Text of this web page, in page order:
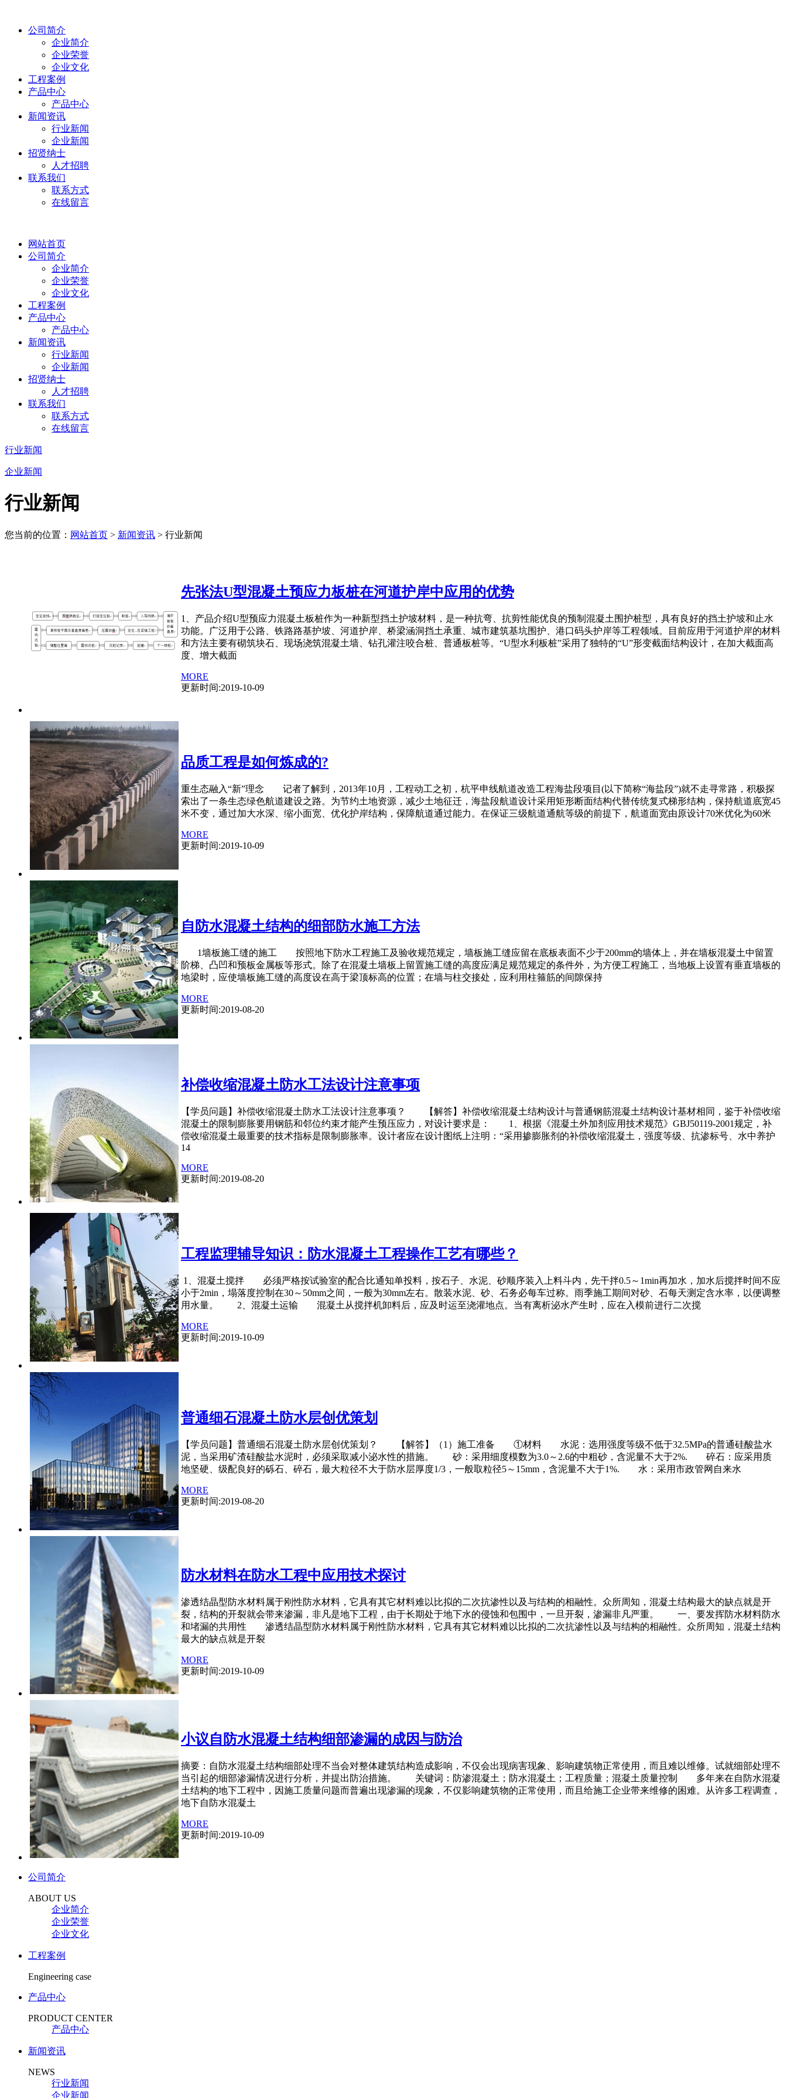
公司简介
企业简介
企业荣誉
企业文化
工程案例
产品中心
产品中心
新闻资讯
行业新闻
企业新闻
招贤纳士
人才招聘
联系我们
联系方式
在线留言
网站首页
公司简介
企业简介
企业荣誉
企业文化
工程案例
产品中心
产品中心
新闻资讯
行业新闻
企业新闻
招贤纳士
人才招聘
联系我们
联系方式
在线留言
行业新闻
企业新闻
行业新闻
您当前的位置： 网站首页 > 新闻资讯 > 行业新闻
先张法U型混凝土预应力板桩在河道护岸中应用的优势
1、产品介绍U型预应力混凝土板桩作为一种新型挡土护坡材料，是一种抗弯、抗剪性能优良的预制混凝土围护桩型，具有良好的挡土护坡和止水
功能。广泛用于公路、铁路路基护坡、河道护岸、桥梁涵洞挡土承重、城市建筑基坑围护、港口码头护岸等工程领域。目前应用于河道护岸的材料
和方法主要有砌筑块石、现场浇筑混凝土墙、钻孔灌注咬合桩、普通板桩等。“U型水利板桩”采用了独特的“U”形变截面结构设计，在加大截面高
度、增大截面
MORE
更新时间:2019-10-09
品质工程是如何炼成的?
重生态融入“新”理念 记者了解到，2013年10月，工程动工之初，杭平申线航道改造工程海盐段项目(以下简称“海盐段”)就不走寻常路，积极探
索出了一条生态绿色航道建设之路。为节约土地资源，减少土地征迁，海盐段航道设计采用矩形断面结构代替传统复式梯形结构，保持航道底宽45
米不变，通过加大水深、缩小面宽、优化护岸结构，保障航道通过能力。在保证三级航道通航等级的前提下，航道面宽由原设计70米优化为60米
MORE
更新时间:2019-10-09
自防水混凝土结构的细部防水施工方法
1墙板施工缝的施工 按照地下防水工程施工及验收规范规定，墙板施工缝应留在底板表面不少于200mm的墙体上，并在墙板混凝土中留置
阶梯、凸凹和预板金属板等形式。除了在混凝土墙板上留置施工缝的高度应满足规范规定的条件外，为方便工程施工，当地板上设置有垂直墙板的
地梁时，应使墙板施工缝的高度设在高于梁顶标高的位置；在墙与柱交接处，应利用柱箍筋的间隙保持
MORE
更新时间:2019-08-20
补偿收缩混凝土防水工法设计注意事项
【学员问题】补偿收缩混凝土防水工法设计注意事项？ 【解答】补偿收缩混凝土结构设计与普通钢筋混凝土结构设计基材相同，鉴于补偿收缩
混凝土的限制膨胀要用钢筋和邻位约束才能产生预压应力，对设计要求是： 1、根据《混凝土外加剂应用技术规范》GBJ50119-2001规定，补
偿收缩混凝土最重要的技术指标是限制膨胀率。设计者应在设计图纸上注明：“采用掺膨胀剂的补偿收缩混凝土，强度等级、抗渗标号、水中养护
14
MORE
更新时间:2019-08-20
工程监理辅导知识：防水混凝土工程操作工艺有哪些？
1、混凝土搅拌 必须严格按试验室的配合比通知单投料，按石子、水泥、砂顺序装入上料斗内，先干拌0.5～1min再加水，加水后搅拌时间不应
小于2min，塌落度控制在30～50mm之间，一般为30mm左右。散装水泥、砂、石务必每车过称。雨季施工期间对砂、石每天测定含水率，以便调整
用水量。 2、混凝土运输 混凝土从搅拌机卸料后，应及时运至浇灌地点。当有离析泌水产生时，应在入模前进行二次搅
MORE
更新时间:2019-10-09
普通细石混凝土防水层创优策划
【学员问题】普通细石混凝土防水层创优策划？ 【解答】（1）施工准备 ①材料 水泥：选用强度等级不低于32.5MPa的普通硅酸盐水
泥，当采用矿渣硅酸盐水泥时，必须采取减小泌水性的措施。 砂：采用细度模数为3.0～2.6的中粗砂，含泥量不大于2%. 碎石：应采用质
地坚硬、级配良好的砾石、碎石，最大粒径不大于防水层厚度1/3，一般取粒径5～15mm，含泥量不大于1%. 水：采用市政管网自来水
MORE
更新时间:2019-08-20
防水材料在防水工程中应用技术探讨
渗透结晶型防水材料属于刚性防水材料，它具有其它材料难以比拟的二次抗渗性以及与结构的相融性。众所周知，混凝土结构最大的缺点就是开
裂，结构的开裂就会带来渗漏，非凡是地下工程，由于长期处于地下水的侵蚀和包围中，一旦开裂，渗漏非凡严重。 一、要发挥防水材料防水
和堵漏的共用性 渗透结晶型防水材料属于刚性防水材料，它具有其它材料难以比拟的二次抗渗性以及与结构的相融性。众所周知，混凝土结构
最大的缺点就是开裂
MORE
更新时间:2019-10-09
小议自防水混凝土结构细部渗漏的成因与防治
摘要：自防水混凝土结构细部处理不当会对整体建筑结构造成影响，不仅会出现病害现象、影响建筑物正常使用，而且难以维修。试就细部处理不
当引起的细部渗漏情况进行分析，并提出防治措施。 关键词：防渗混凝土；防水混凝土；工程质量；混凝土质量控制 多年来在自防水混凝
土结构的地下工程中，因施工质量问题而普遍出现渗漏的现象，不仅影响建筑物的正常使用，而且给施工企业带来维修的困难。从许多工程调查，
地下自防水混凝土
MORE
更新时间:2019-10-09
公司简介
ABOUT US
企业简介
企业荣誉
企业文化
工程案例
Engineering case
产品中心
PRODUCT CENTER
产品中心
新闻资讯
NEWS
行业新闻
企业新闻